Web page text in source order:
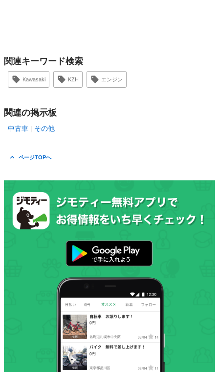
関連キーワード検索
Kawasaki KZH エンジン
関連の掲示板
中古車 その他
ページTOPへ